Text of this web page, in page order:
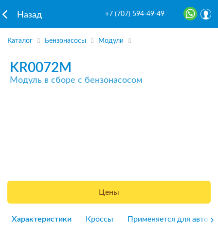
Назад +7 (707) 594-49-49
Каталог Бензонасосы Модули
KR0072M
Модуль в сборе с бензонасосом
Цены
Характеристики Кроссы Применяется для авто